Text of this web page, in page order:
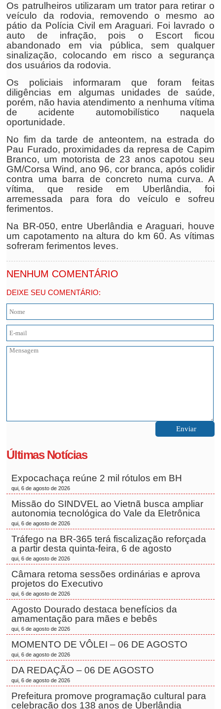
Os patrulheiros utilizaram um trator para retirar o
veículo da rodovia, removendo o mesmo ao
pátio da Polícia Civil em Araguari. Foi lavrado o
auto de infração, pois o Escort ficou
abandonado em via pública, sem qualquer
sinalização, colocando em risco a segurança
dos usuários da rodovia.
Os policiais informaram que foram feitas
diligências em algumas unidades de saúde,
porém, não havia atendimento a nenhuma vítima
de acidente automobilístico naquela
oportunidade.
No fim da tarde de anteontem, na estrada do
Pau Furado, proximidades da represa de Capim
Branco, um motorista de 23 anos capotou seu
GM/Corsa Wind, ano 96, cor branca, após colidir
contra uma barra de concreto numa curva. A
vítima, que reside em Uberlândia, foi
arremessada para fora do veículo e sofreu
ferimentos.
Na BR-050, entre Uberlândia e Araguari, houve
um capotamento na altura do km 60. As vítimas
sofreram ferimentos leves.
NENHUM COMENTÁRIO
DEIXE SEU COMENTÁRIO:
Últimas Notícias
Expocachaça reúne 2 mil rótulos em BH
qui, 6 de agosto de 2026
Missão do SINDVEL ao Vietnã busca ampliar
autonomia tecnológica do Vale da Eletrônica
qui, 6 de agosto de 2026
Tráfego na BR-365 terá fiscalização reforçada
a partir desta quinta-feira, 6 de agosto
qui, 6 de agosto de 2026
Câmara retoma sessões ordinárias e aprova
projetos do Executivo
qui, 6 de agosto de 2026
Agosto Dourado destaca benefícios da
amamentação para mães e bebês
qui, 6 de agosto de 2026
MOMENTO DE VÔLEI – 06 DE AGOSTO
qui, 6 de agosto de 2026
DA REDAÇÃO – 06 DE AGOSTO
qui, 6 de agosto de 2026
Prefeitura promove programação cultural para
celebração dos 138 anos de Uberlândia